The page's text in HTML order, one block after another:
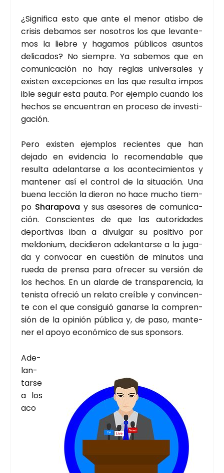
¿Sig­ni­fi­ca esto que ante el menor atis­bo de
cri­sis deba­mos ser noso­tros los que levan­te­
mos la lie­bre y haga­mos públi­cos asun­tos
deli­ca­dos? No siem­pre. Ya sabe­mos que en
comu­ni­ca­ción no hay reglas uni­ver­sa­les y
exis­ten excep­cio­nes en las que resul­ta impo­s
i­ble seguir esta pau­ta. Por ejem­plo cuan­do los
hechos se encuen­tran en pro­ce­so de inves­ti­
ga­ción.
Pero exis­ten ejem­plos recien­tes que han
deja­do en evi­den­cia lo reco­men­da­ble que
resul­ta ade­lan­tar­se a los acon­te­ci­mien­tos y
man­te­ner así el con­trol de la situa­ción. Una
bue­na lec­ción la die­ron no hace mucho tiem­
po Sha­ra­po­va y sus ase­so­res de comu­ni­ca­
ción. Cons­cien­tes de que las auto­ri­da­des
depor­ti­vas iban a divul­gar su posi­ti­vo por
mel­do­nium, deci­die­ron ade­lan­tar­se a la juga­
da y con­vo­car en cues­tión de minu­tos una
rue­da de pren­sa para ofre­cer su ver­sión de
los hechos. En un alar­de de trans­pa­ren­cia, la
tenis­ta ofre­ció un rela­to creí­ble y con­vin­cen­
te con el que con­si­guió ganar­se la com­pren­
sión de la opi­nión públi­ca y, de paso, man­te­
ner el apo­yo eco­nó­mi­co de sus spon­sors.
Ade­
lan­
tar­se
a los
aco